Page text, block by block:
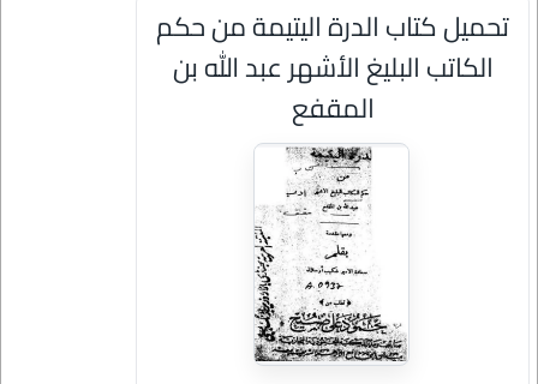
تحميل كتاب الدرة اليتيمة من حكم
الكاتب البليغ الأشهر عبد الله بن
المقفع